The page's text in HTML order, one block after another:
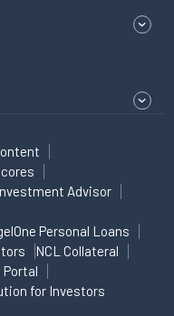
Advisor
Personal Loans
NCL Collateral
Portal
for Investors